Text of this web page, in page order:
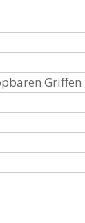
Griffen